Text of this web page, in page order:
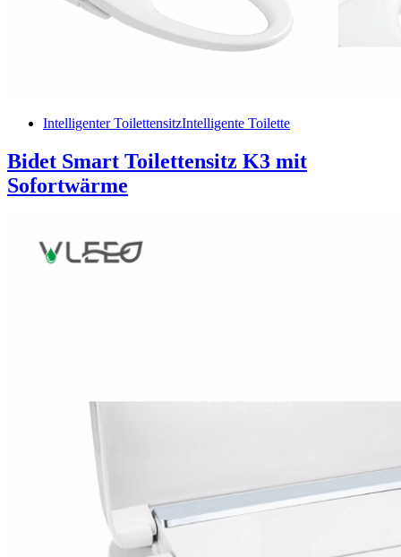
Intelligenter ToilettensitzIntelligente Toilette
Bidet Smart Toilettensitz K3 mit
Sofortwärme